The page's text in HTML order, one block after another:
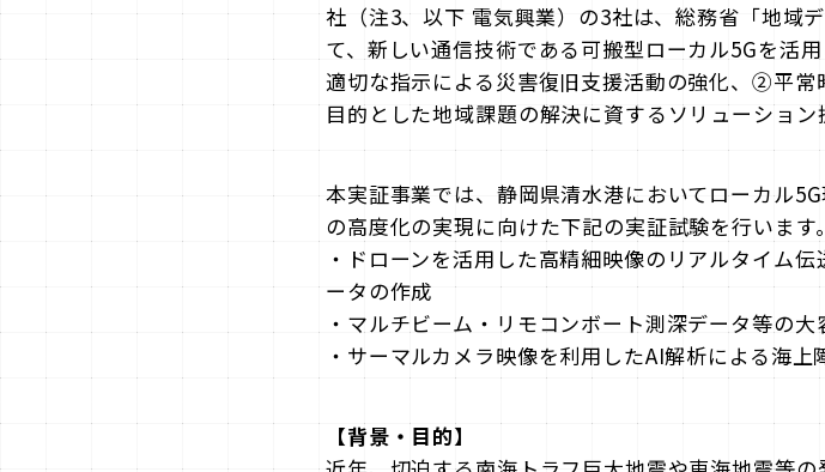
社（注3、以下 電気興業）の3社は、総務省「地域
て、新しい通信技術である可搬型ローカル5Gを活
適切な指示による災害復旧支援活動の強化、②平
目的とした地域課題の解決に資するソリューション
本実証事業では、静岡県清水港においてローカル
の高度化の実現に向けた下記の実証試験を行います。
・ドローンを活用した高精細映像のリアルタイム
ータの作成
・マルチビーム・リモコンボート測深データ等の
・サーマルカメラ映像を利用したAI解析による海上
【背景・目的】